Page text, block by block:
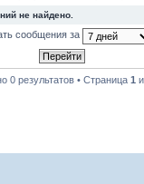
не найдено.
сообщения за
0 результатов • Страница 1